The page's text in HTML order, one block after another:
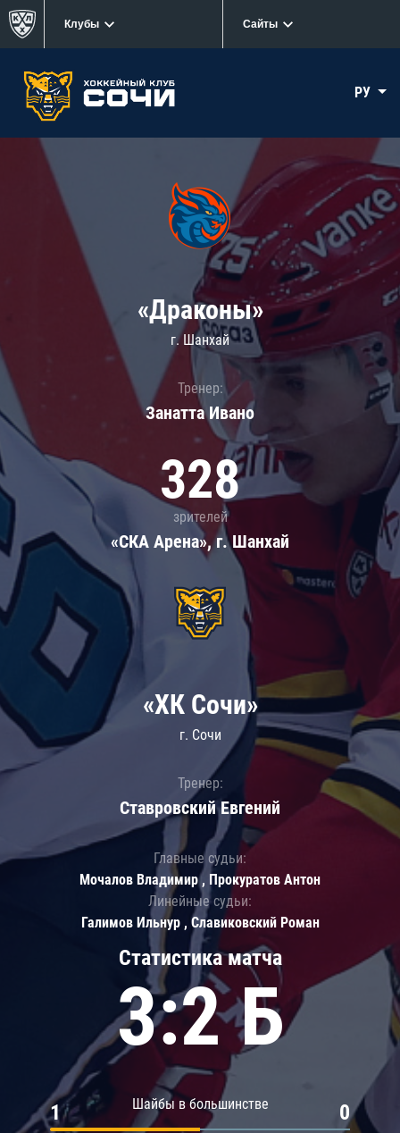
Клубы Сайты
РУ
«Драконы»
г. Шанхай
Тренер:
Занатта Иванo
328
зрителей
«СКА Арена», г. Шанхай
Статистика матча
3:2 Б
Шайбы в большинстве
1 0
«ХК Сочи»
г. Сочи
Тренер:
Ставровский Евгений
Главные судьи:
Мочалов Владимир , Прокуратов Антон
Линейные судьи:
Галимов Ильнур , Славиковский Роман